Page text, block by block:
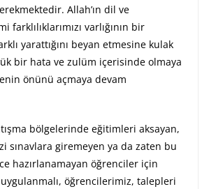
Allah’ın dil ve
farklılıklarımızı varlığının bir
yarattığını beyan etmesine kulak
bir hata ve zulüm içerisinde olmaya
önünü açmaya devam
bölgelerinde eğitimleri aksayan,
sınavlara giremeyen ya da zaten bu
hazırlanamayan öğrenciler için
uygulanmalı, öğrencilerimiz, talepleri